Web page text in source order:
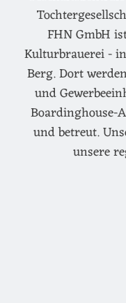
FHN GmbH
Kulturbrauerei -
Berg. Dort
und
Boardinghouse-
und betreut.
unsere